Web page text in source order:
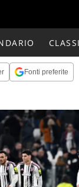
Fonti preferite